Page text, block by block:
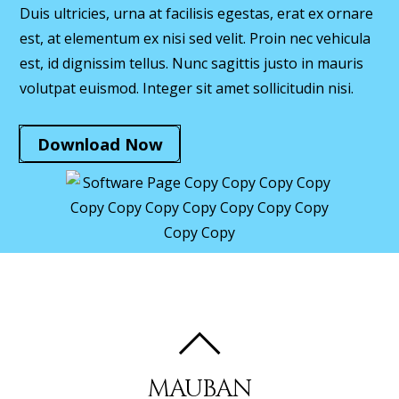
Duis ultricies, urna at facilisis egestas, erat ex ornare
est, at elementum ex nisi sed velit. Proin nec vehicula
est, id dignissim tellus. Nunc sagittis justo in mauris
volutpat euismod. Integer sit amet sollicitudin nisi.
Download Now
MAUBAN